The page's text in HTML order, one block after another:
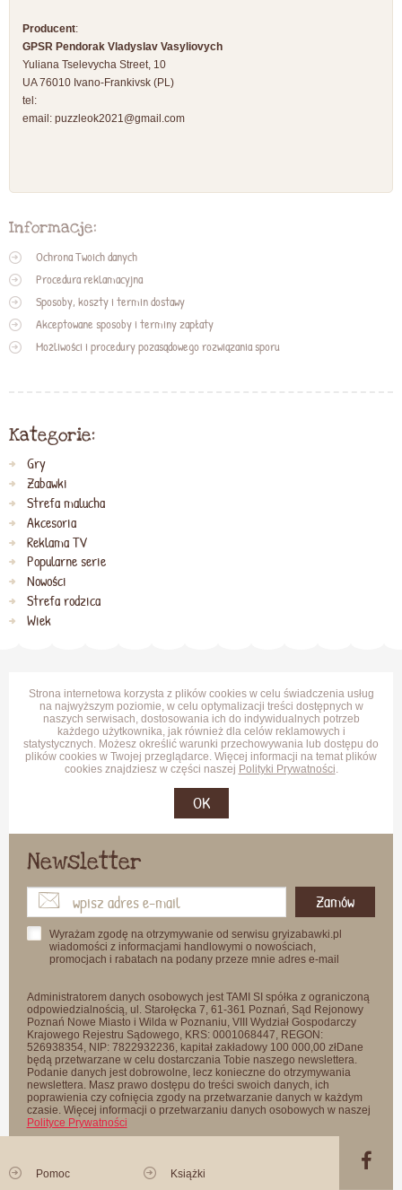
Producent:
GPSR Pendorak Vladyslav Vasyliovych
Yuliana Tselevycha Street, 10
UA 76010 Ivano-Frankivsk (PL)
tel:
email: puzzleok2021@gmail.com
Informacje:
Ochrona Twoich danych
Procedura reklamacyjna
Sposoby, koszty i termin dostawy
Akceptowane sposoby i terminy zapłaty
Możliwości i procedury pozasądowego rozwiązania sporu
Kategorie:
Gry
Zabawki
Strefa malucha
Akcesoria
Reklama TV
Popularne serie
Nowości
Strefa rodzica
Wiek
Strona internetowa korzysta z plików cookies w celu świadczenia usług
na najwyższym poziomie, w celu optymalizacji treści dostępnych w
naszych serwisach, dostosowania ich do indywidualnych potrzeb
każdego użytkownika, jak również dla celów reklamowych i
statystycznych. Możesz określić warunki przechowywania lub dostępu do
plików cookies w Twojej przeglądarce. Więcej informacji na temat plików
cookies znajdziesz w części naszej Polityki Prywatności.
OK
Newsletter
Zamów
Wyrażam zgodę na otrzymywanie od serwisu gryizabawki.pl
wiadomości z informacjami handlowymi o nowościach,
promocjach i rabatach na podany przeze mnie adres e-mail
Administratorem danych osobowych jest TAMI SI spółka z ograniczoną
odpowiedzialnością, ul. Starołęcka 7, 61-361 Poznań, Sąd Rejonowy
Poznań Nowe Miasto i Wilda w Poznaniu, VIII Wydział Gospodarczy
Krajowego Rejestru Sądowego, KRS: 0001068447, REGON:
526938354, NIP: 7822932236, kapitał zakładowy 100 000,00 złDane
będą przetwarzane w celu dostarczania Tobie naszego newslettera.
Podanie danych jest dobrowolne, lecz konieczne do otrzymywania
newslettera. Masz prawo dostępu do treści swoich danych, ich
poprawienia czy cofnięcia zgody na przetwarzanie danych w każdym
czasie. Więcej informacji o przetwarzaniu danych osobowych w naszej
Polityce Prywatności
Pomoc Książki